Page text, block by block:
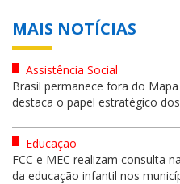
MAIS NOTÍCIAS
Assistência Social
Brasil permanece fora do
destaca o papel estratégico
Educação
FCC e MEC realizam consulta
da educação infantil nos